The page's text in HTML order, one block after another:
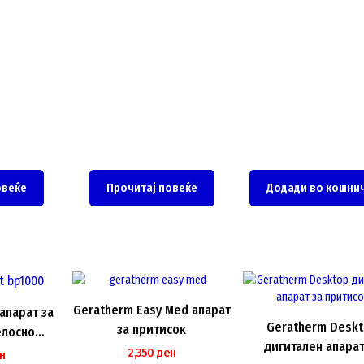
Прочитај повеќе Додади во
за
Geratherm Easy Med апарат
за притисок
2,350 ден
Geratherm
дигитален